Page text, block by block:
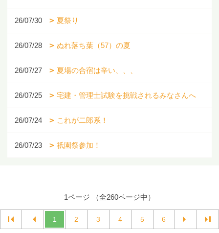
26/07/30 夏祭り
26/07/28 ぬれ落ち葉（57）の夏
26/07/27 夏場の合宿は辛い、、、
26/07/25 宅建・管理士試験を挑戦されるみなさんへ
26/07/24 これが二郎系！
26/07/23 祇園祭参加！
1ページ （全260ページ中）
1 2 3 4 5 6